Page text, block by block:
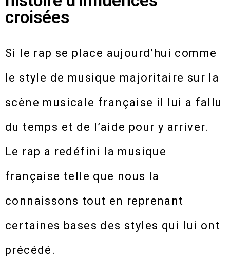
croisées
Si le rap se place aujourd’hui comme
le style de musique majoritaire sur la
scène musicale française il lui a fallu
du temps et de l’aide pour y arriver.
Le rap a redéfini la musique
française telle que nous la
connaissons tout en reprenant
certaines bases des styles qui lui ont
précédé.